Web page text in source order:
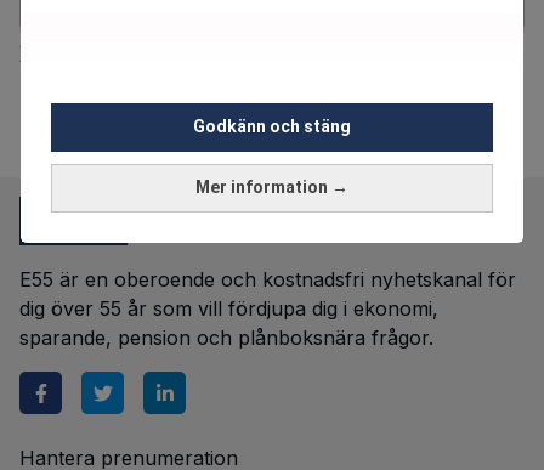
Mer information →
Godkänn och stäng
Leif Mannerström hyllar äldrematen i Skåne
E55 är en oberoende och kostnadsfri nyhetskanal för
dig över 55 år som vill fördjupa dig i ekonomi,
sparande, pension och plånboksnära frågor.
Hantera prenumeration